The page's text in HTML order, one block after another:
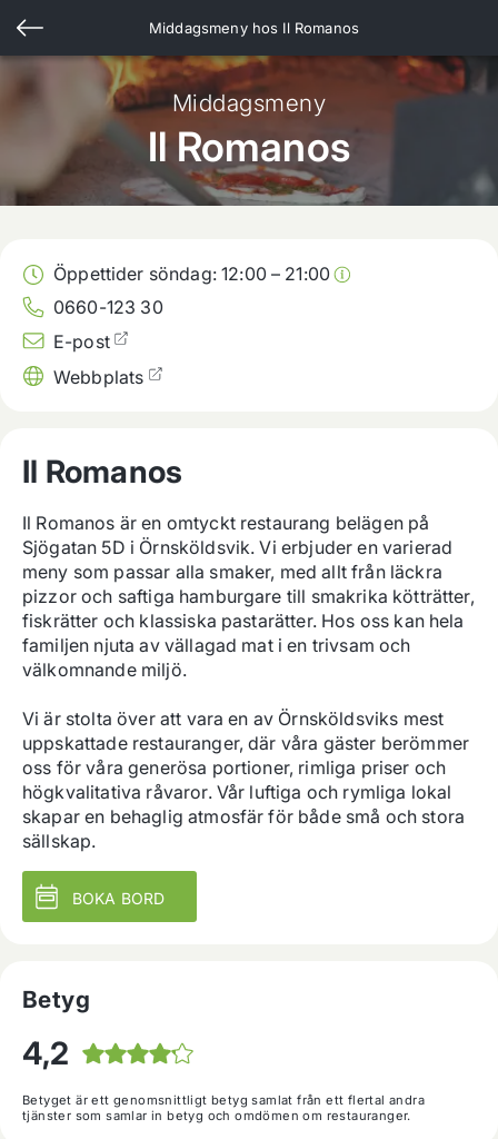
Middagsmeny hos Il Romanos
Middagsmeny
Il Romanos
Öppettider söndag:12:00– 21:00
0660-123 30
E-post
Webbplats
Il Romanos
Il Romanos är en omtyckt restaurang belägen på
Sjögatan 5D i Örnsköldsvik. Vi erbjuder en varierad
meny som passar alla smaker, med allt från läckra
pizzor och saftiga hamburgare till smakrika kötträtter,
fiskrätter och klassiska pastarätter. Hos oss kan hela
familjen njuta av vällagad mat i en trivsam och
välkomnande miljö.
Vi är stolta över att vara en av Örnsköldsviks mest
uppskattade restauranger, där våra gäster berömmer
oss för våra generösa portioner, rimliga priser och
högkvalitativa råvaror. Vår luftiga och rymliga lokal
skapar en behaglig atmosfär för både små och stora
sällskap.
BOKA BORD
Betyg
4,2
Betyget är ett genomsnittligt betyg samlat från ett flertal andra
tjänster som samlar in betyg och omdömen om restauranger.